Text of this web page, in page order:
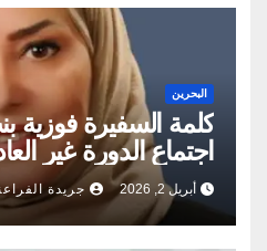
البحرين
كلمة السفيرة
اجتماع الدورة غير
الدول العربية
أبريل 2, 2026 جريدة